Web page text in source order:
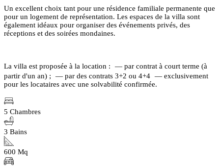
Un excellent choix tant pour une résidence familiale permanente que
pour un logement de représentation. Les espaces de la villa sont
également idéaux pour organiser des événements privés, des
réceptions et des soirées mondaines.
La villa est proposée à la location : — par contrat à court terme (à
partir d'un an) ; — par des contrats 3+2 ou 4+4 — exclusivement
pour les locataires avec une solvabilité confirmée.
5 Chambres
3 Bains
600 Mq